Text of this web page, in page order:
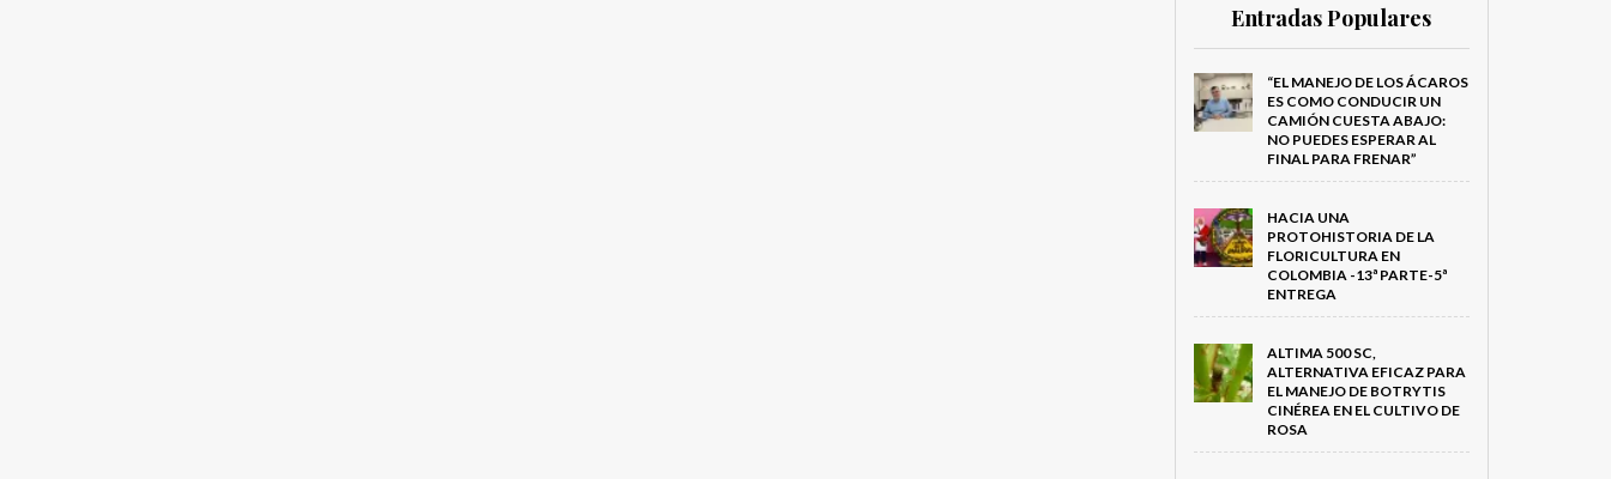
Entradas Populares
“EL MANEJO DE LOS ÁCAROS
ES COMO CONDUCIR UN
CAMIÓN CUESTA ABAJO:
NO PUEDES ESPERAR AL
FINAL PARA FRENAR”
HACIA UNA
PROTOHISTORIA DE LA
FLORICULTURA EN
COLOMBIA -13ª PARTE-5ª
ENTREGA
ALTIMA 500 SC,
ALTERNATIVA EFICAZ PARA
EL MANEJO DE BOTRYTIS
CINÉREA EN EL CULTIVO DE
ROSA